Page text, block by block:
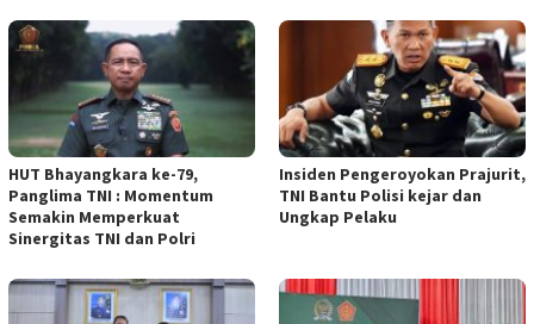
HUT Bhayangkara ke-79,
Panglima TNI : Momentum
Semakin Memperkuat
Sinergitas TNI dan Polri
Insiden Pengeroyokan Prajurit,
TNI Bantu Polisi kejar dan
Ungkap Pelaku